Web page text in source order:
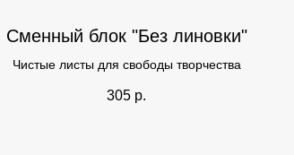
Сменный блок "Без линовки"
Чистые листы для свободы творчества
305 р.